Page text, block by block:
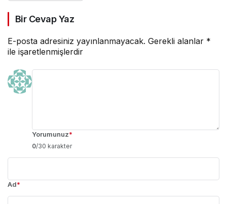
Bir Cevap Yaz
E-posta adresiniz yayınlanmayacak. Gerekli alanlar *
ile işaretlenmişlerdir
Yorumunuz*
0/30 karakter
Ad*